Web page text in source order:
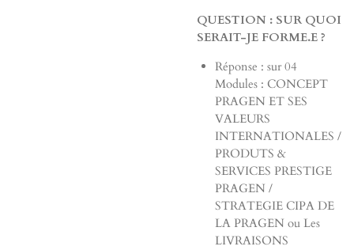
QUESTION : SUR QUOI
SERAIT-JE FORME.E ?
Réponse : sur 04
Modules : CONCEPT
PRAGEN ET SES
VALEURS
INTERNATIONALES /
PRODUTS &
SERVICES PRESTIGE
PRAGEN /
STRATEGIE CIPA DE
LA PRAGEN ou Les
LIVRAISONS